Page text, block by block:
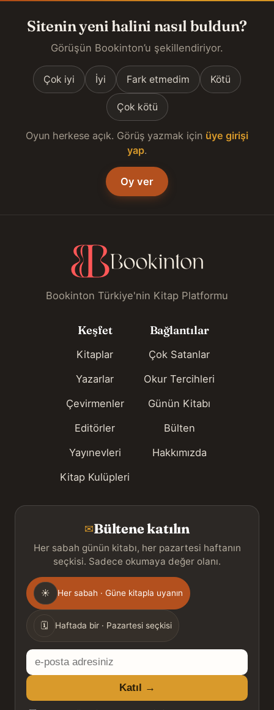
Sitenin yeni halini nasıl buldun?
Görüşün Bookinton’u şekillendiriyor.
Çok iyi İyi Fark etmedim Kötü
Çok kötü
Oyun herkese açık. Görüş yazmak için üye girişi
yap.
Oy ver
Bookinton Türkiye'nin Kitap Platformu
Keşfet
Kitaplar
Yazarlar
Çevirmenler
Editörler
Yayınevleri
Kitap Kulüpleri
Bağlantılar
Çok Satanlar
Okur Tercihleri
Günün Kitabı
Bülten
Hakkımızda
✉Bültene katılın
Her sabah günün kitabı, her pazartesi haftanın
seçkisi. Sadece okumaya değer olanı.
Gönderim
sıklığı
☀ Her sabah · Güne kitapla uyanın
🗓 Haftada bir · Pazartesi seçkisi
E-
posta
adresiniz
Katıl →